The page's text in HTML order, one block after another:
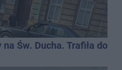
Św. Ducha. Trafiła do